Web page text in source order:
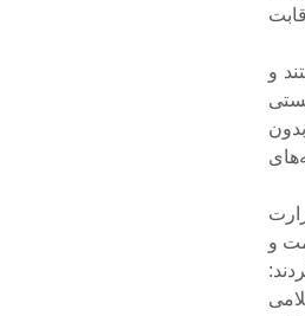
و
۸ صبح تا نیمه‌های
و